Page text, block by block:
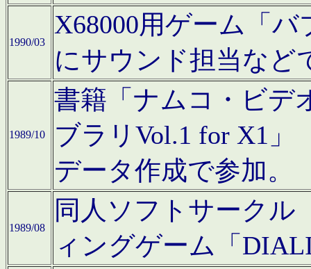
1990/03
X68000用ゲーム「
にサウンド担当など
1989/10
書籍「ナムコ・ビデ
ブラリVol.1 for X1」
データ作成で参加。
1989/08
同人ソフトサークル
ィングゲーム「